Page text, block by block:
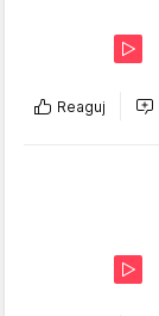
Reaguj